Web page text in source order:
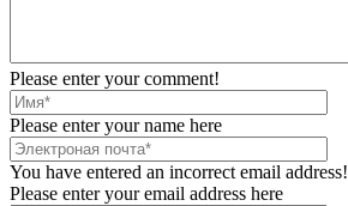
Please enter your comment!
Please enter your name here
You have entered an incorrect email address!
Please enter your email address here